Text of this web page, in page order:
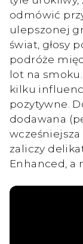
odmówić
ulepszonej
świat, głosy
podróże
lot na smoku.
kilku
pozytywne.
dodawana
wcześniejsza
zaliczy
Enhanced, a